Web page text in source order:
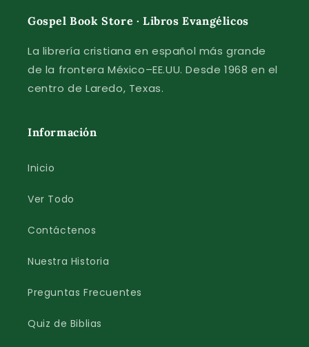
Gospel Book Store · Libros Evangélicos
La librería cristiana en español más grande
de la frontera México–EE.UU. Desde 1968 en el
centro de Laredo, Texas.
Información
Inicio
Ver Todo
Contáctenos
Nuestra Historia
Preguntas Frecuentes
Quiz de Biblias